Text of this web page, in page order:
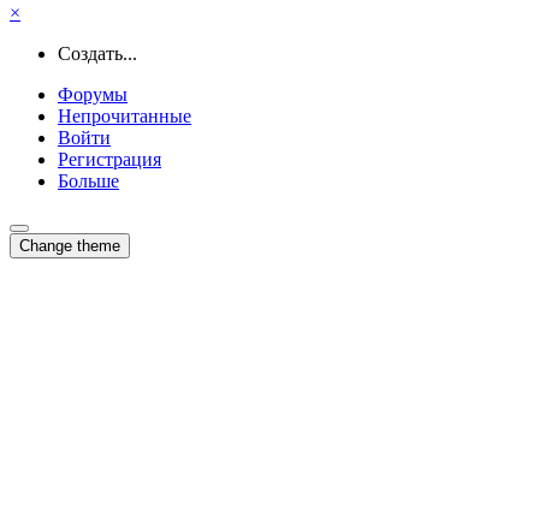
×
Создать...
Форумы
Непрочитанные
Войти
Регистрация
Больше
Change theme